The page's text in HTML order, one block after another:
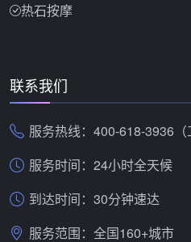
热石按摩
联系我们
服务热线：400-618-3936（
服务时间：24小时全天候
到达时间：30分钟速达
服务范围：全国160+城市